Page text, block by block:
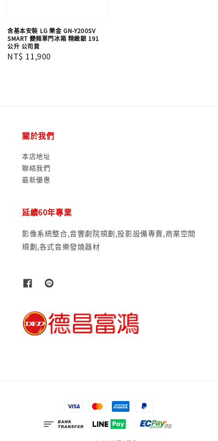
含基本安裝 LG 樂金 GN-Y200SV
SMART 變頻單門冰箱 精緻銀 191
公升 公司貨
Regular
NT$ 11,900
關於我們
本店地址
聯絡我們
最新優惠
延續60年專業
影像系統整合,音響劇院規劃,投影設備專賣,商業空間
規劃,各式音樂發燒器材